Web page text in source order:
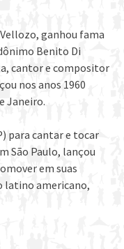
ganhou fama
Benito Di
cantor e compositor
nos anos 1960
Janeiro.
para cantar e tocar
São Paulo, lançou
em suas
latino americano,